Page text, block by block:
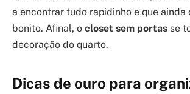
a encontrar tudo rapidinho e que ainda
bonito. Afinal, o closet sem portas se
decoração do quarto.
Dicas de ouro para